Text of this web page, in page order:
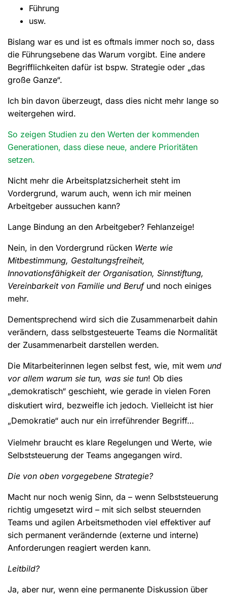
Führung
usw.
Bislang war es und ist es oftmals immer noch so, dass
die Führungsebene das Warum vorgibt. Eine andere
Begrifflichkeiten dafür ist bspw. Strategie oder „das
große Ganze“.
Ich bin davon überzeugt, dass dies nicht mehr lange so
weitergehen wird.
So zeigen Studien zu den Werten der kommenden
Generationen, dass diese neue, andere Prioritäten
setzen.
Nicht mehr die Arbeitsplatzsicherheit steht im
Vordergrund, warum auch, wenn ich mir meinen
Arbeitgeber aussuchen kann?
Lange Bindung an den Arbeitgeber? Fehlanzeige!
Nein, in den Vordergrund rücken Werte wie
Mitbestimmung, Gestaltungsfreiheit,
Innovationsfähigkeit der Organisation, Sinnstiftung,
Vereinbarkeit von Familie und Beruf und noch einiges
mehr.
Dementsprechend wird sich die Zusammenarbeit dahin
verändern, dass selbstgesteuerte Teams die Normalität
der Zusammenarbeit darstellen werden.
Die Mitarbeiterinnen legen selbst fest, wie, mit wem und
vor allem warum sie tun, was sie tun! Ob dies
„demokratisch“ geschieht, wie gerade in vielen Foren
diskutiert wird, bezweifle ich jedoch. Vielleicht ist hier
„Demokratie“ auch nur ein irreführender Begriff…
Vielmehr braucht es klare Regelungen und Werte, wie
Selbststeuerung der Teams angegangen wird.
Die von oben vorgegebene Strategie?
Macht nur noch wenig Sinn, da – wenn Selbststeuerung
richtig umgesetzt wird – mit sich selbst steuernden
Teams und agilen Arbeitsmethoden viel effektiver auf
sich permanent verändernde (externe und interne)
Anforderungen reagiert werden kann.
Leitbild?
Ja, aber nur, wenn eine permanente Diskussion über